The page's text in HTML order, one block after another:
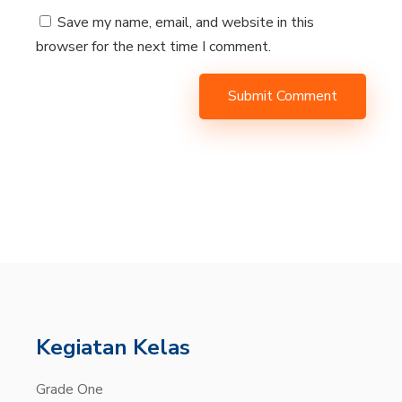
Save my name, email, and website in this
browser for the next time I comment.
Submit Comment
Kegiatan Kelas
Grade One